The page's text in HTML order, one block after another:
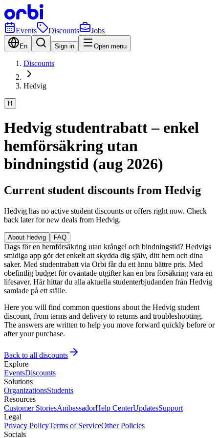
Events Discounts Jobs
En Sign in Open menu
Discounts
Hedvig
H
Hedvig studentrabatt – enkel
hemförsäkring utan
bindningstid (aug 2026)
Current student discounts from Hedvig
Hedvig has no active student discounts or offers right now. Check
back later for new deals from Hedvig.
About Hedvig FAQ
Dags för en hemförsäkring utan krångel och bindningstid? Hedvigs
smidiga app gör det enkelt att skydda dig själv, ditt hem och dina
saker. Med studentrabatt via Orbi får du ett ännu bättre pris. Med
obefintlig budget för oväntade utgifter kan en bra försäkring vara en
lifesaver. Här hittar du alla aktuella studenterbjudanden från Hedvig
samlade på ett ställe.
Here you will find common questions about the Hedvig student
discount, from terms and delivery to returns and troubleshooting.
The answers are written to help you move forward quickly before or
after your purchase.
Back to all discounts
Explore
EventsDiscounts
Solutions
OrganizationsStudents
Resources
Customer StoriesAmbassadorHelp CenterUpdatesSupport
Legal
Privacy PolicyTerms of ServiceOther Policies
Socials